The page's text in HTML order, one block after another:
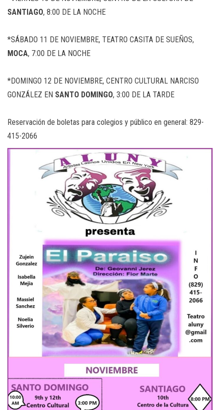
SANTIAGO, 8:00 DE LA NOCHE
*SÁBADO 11 DE NOVIEMBRE, TEATRO CASITA DE SUEÑOS,
MOCA, 7:00 DE LA NOCHE
*DOMINGO 12 DE NOVIEMBRE, CENTRO CULTURAL NARCISO
GONZÁLEZ EN SANTO DOMINGO, 3:00 DE LA TARDE
Reservación de boletas para colegios y público en general: 829-
415-2066